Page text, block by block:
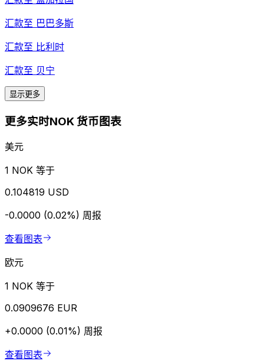
汇款至 巴巴多斯
汇款至 比利时
汇款至 贝宁
显示更多
更多实时NOK 货币图表
美元
1 NOK 等于
0.104819 USD
-0.0000 (0.02%) 周报
查看图表
欧元
1 NOK 等于
0.0909676 EUR
+0.0000 (0.01%) 周报
查看图表